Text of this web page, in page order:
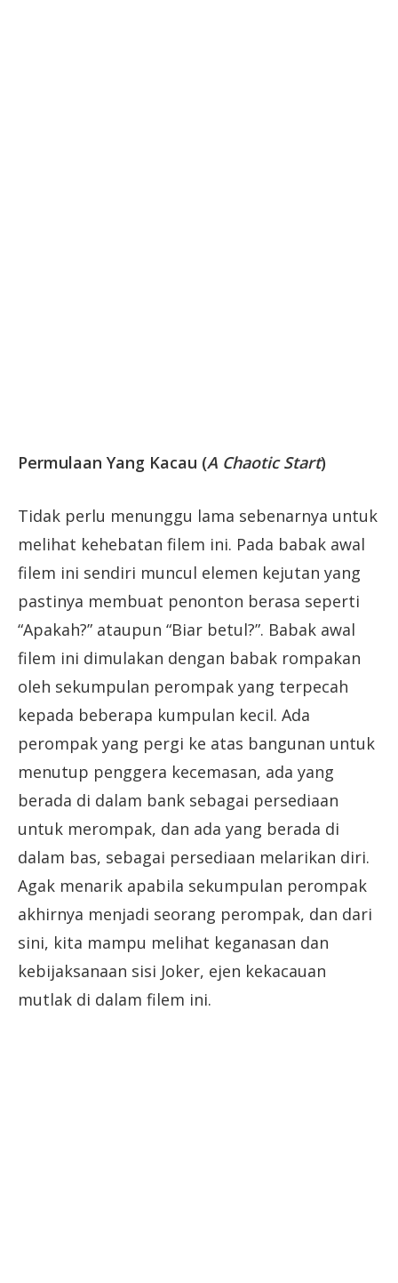
Permulaan Yang Kacau (A Chaotic Start)
Tidak perlu menunggu lama sebenarnya untuk
melihat kehebatan filem ini. Pada babak awal
filem ini sendiri muncul elemen kejutan yang
pastinya membuat penonton berasa seperti
“Apakah?” ataupun “Biar betul?”. Babak awal
filem ini dimulakan dengan babak rompakan
oleh sekumpulan perompak yang terpecah
kepada beberapa kumpulan kecil. Ada
perompak yang pergi ke atas bangunan untuk
menutup penggera kecemasan, ada yang
berada di dalam bank sebagai persediaan
untuk merompak, dan ada yang berada di
dalam bas, sebagai persediaan melarikan diri.
Agak menarik apabila sekumpulan perompak
akhirnya menjadi seorang perompak, dan dari
sini, kita mampu melihat keganasan dan
kebijaksanaan sisi Joker, ejen kekacauan
mutlak di dalam filem ini.